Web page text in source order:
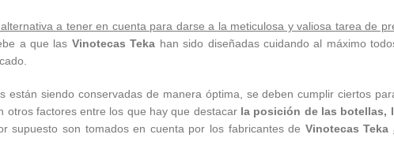
a tener en cuenta para darse a la meticulosa y valiosa tarea de
a que las Vinotecas Teka han sido diseñadas cuidando al máximo
siendo conservadas de manera óptima, se deben cumplir ciertos
otros factores entre los que hay que destacar la posición de las botellas,
supuesto son tomados en cuenta por los fabricantes de Vinotecas Teka